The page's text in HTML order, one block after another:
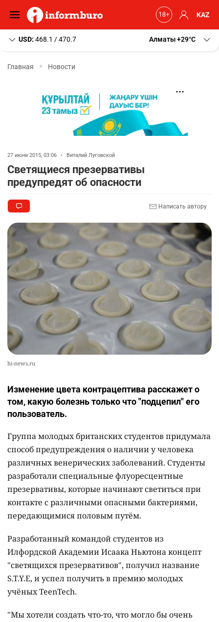
KAZ
USD: 468.1 / 470.7 Алматы+29 C
Главная Новости
27 июня 2015, 03:06 • Виталий Луговской
Светящиеся презервативы
предупредят об опасности
Написать автору
hi-news.ru
Изменение цвета контрацептива расскажет о
том, какую болезнь только что "подцепил" его
пользователь.
Группа молодых британских студентов придумала
способ предупреждения о наличии у человека
различных венерических заболеваний. Студенты
разработали специальные флуоресцентные
презервативы, которые начинают светиться при
контакте с различными опасными бактериями,
передающимися половым путём.
Разработанный командой студентов из
Илфордской Академии Исаака Ньютона концепт
"светящихся презервативов", получил название
S.T.Y.E, и успел получить в премию молодых
учёных TeenTech.
"Мы хотели создать что-то, что могло бы очень